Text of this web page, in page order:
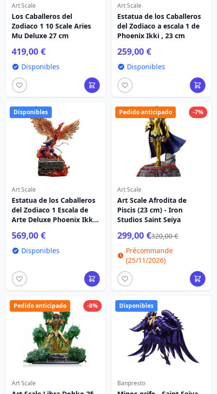
Art Scale
Los Caballeros del
Zodiaco 1 10 Scale Aries
Mu Deluxe 27 cm
419,00 €
Disponibles
Art Scale
Estatua de los Caballeros
del Zodiaco a escala 1 de
Phoenix Ikki , 23 cm
259,00 €
Disponibles
Disponibles
Art Scale
Estatua de los Caballeros
del Zodiaco 1 Escala de
Arte Deluxe Phoenix Ikki
569,00 €
Disponibles
-7%
Pedido anticipado
Art Scale
Art Scale Afrodita de
Piscis (23 cm) - Iron
Studios Saint Seiya
299,00 €320,00 €
Précommande
(25/11/2026)
-8%
Pedido anticipado
Art Scale
Disponibles
Banpresto